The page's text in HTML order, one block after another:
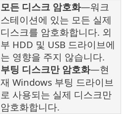
모든 디스크 암호화—워크
스테이션에 있는 모든 실제
디스크를 암호화합니다. 외
부 HDD 및 USB 드라이브에
는 영향을 주지 않습니다.
부팅 디스크만 암호화—현
재 Windows 부팅 드라이브
로 사용되는 실제 디스크만
암호화합니다.